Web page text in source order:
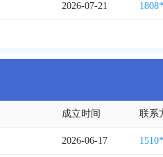
2026-07-21
成立时间 联系
2026-06-17